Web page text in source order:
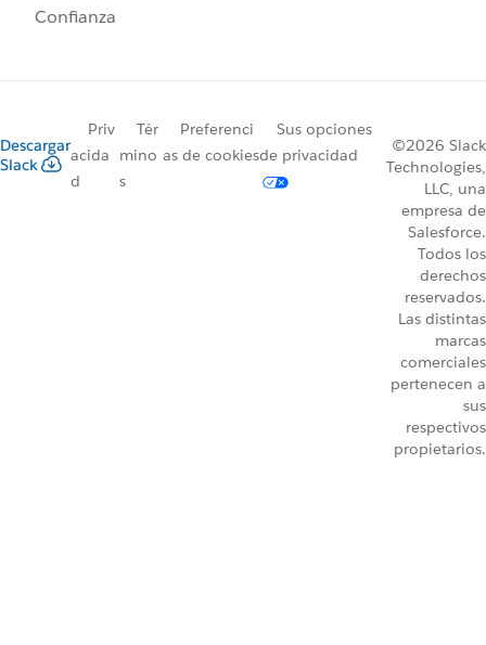
Confianza
Descargar
Slack
Priv
acida
d
Tér
mino
s
Preferenci
as de cookies
Sus opciones
de privacidad
©2026 Slack
Technologies,
LLC, una
empresa de
Salesforce.
Todos los
derechos
reservados.
Las distintas
marcas
comerciales
pertenecen a
sus
respectivos
propietarios.